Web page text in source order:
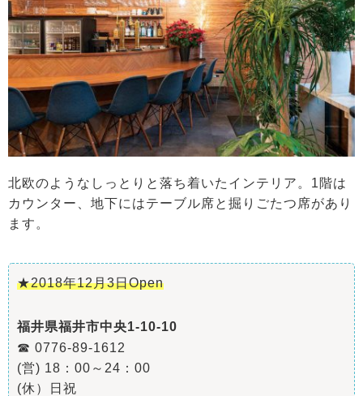
北欧のようなしっとりと落ち着いたインテリア。1階は
カウンター、地下にはテーブル席と掘りごたつ席があり
ます。
★2018年12月3日Open
福井県福井市中央1-10-10
☎ 0776-89-1612
(営) 18：00～24：00
(休）日祝